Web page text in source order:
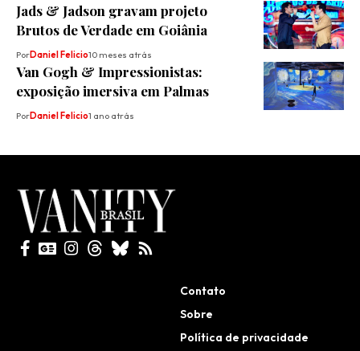
Jads & Jadson gravam projeto
Brutos de Verdade em Goiânia
PorDaniel Felicio10 meses atrás
Van Gogh & Impressionistas:
exposição imersiva em Palmas
PorDaniel Felicio1 ano atrás
Contato
Sobre
Política de privacidade